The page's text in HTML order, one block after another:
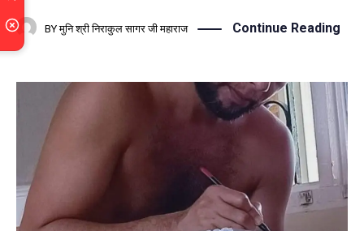
BY मुनि श्री निराकुल सागर जी महाराज Continue Reading